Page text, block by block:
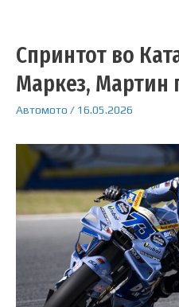
Спринтот во
Маркез, Мартин
Автомото / 16.05.2026